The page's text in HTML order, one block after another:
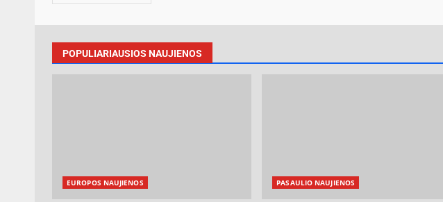
POPULIARIAUSIOS NAUJIENOS
EUROPOS NAUJIENOS PASAULIO NAUJIENOS